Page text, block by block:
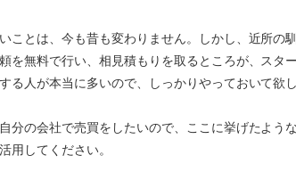
ことは、今も昔も変わりません。しかし、近所の
を無料で行い、相見積もりを取るところが、スタ
る人が本当に多いので、しっかりやっておいて欲し
分の会社で売買をしたいので、ここに挙げたよう
用してください。